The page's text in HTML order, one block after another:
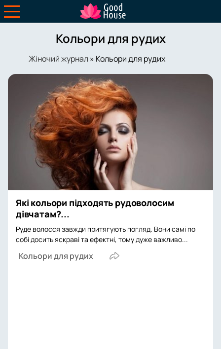
Кольори для рудих
Жіночий журнал » Кольори для рудих
Які кольори підходять рудоволосим
дівчатам?...
Руде волосся завжди притягують погляд. Вони самі по
собі досить яскраві та ефектні, тому дуже важливо...
Кольори для рудих